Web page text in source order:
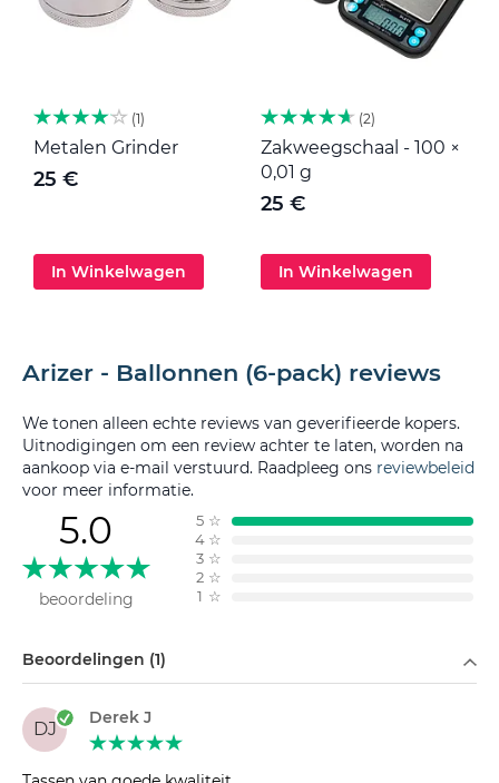
1
Metalen Grinder
25 €
In Winkelwagen
2
Zakweegschaal - 100 ×
0,01 g
25 €
In Winkelwagen
Arizer - Ballonnen (6-pack) reviews
We tonen alleen echte reviews van geverifieerde kopers.
Uitnodigingen om een review achter te laten, worden na
aankoop via e-mail verstuurd. Raadpleeg ons reviewbeleid
voor meer informatie.
5.0
beoordeling
5 ☆
4 ☆
3 ☆
2 ☆
1 ☆
Beoordelingen (1)
DJ
Derek J